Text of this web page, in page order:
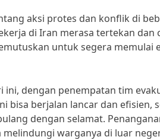
aksi protes dan konflik di
di Iran merasa tertekan dan
untuk segera memulai
dengan penempatan tim
bisa berjalan lancar dan efisien,
dengan selamat.
warganya di luar